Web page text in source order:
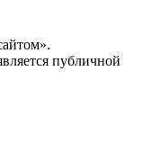
публичной